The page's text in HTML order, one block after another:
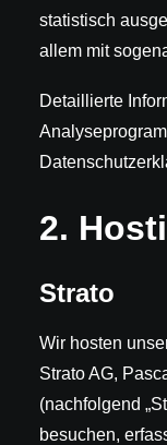
statistisch
allem mit
Detaillierte
2.
Strato
Wir hosten
Strato AG,
(nachfolgend
besuchen,